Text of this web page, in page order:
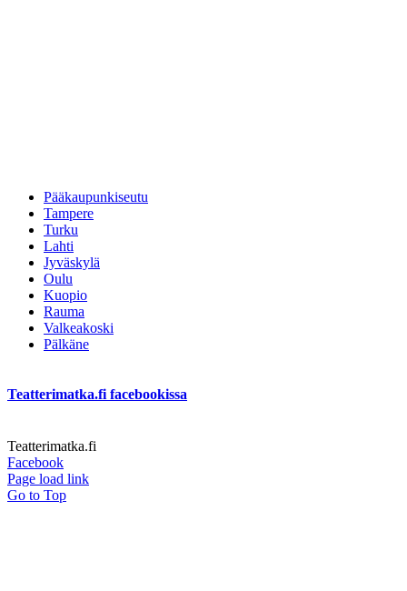
Pääkaupunkiseutu
Tampere
Turku
Lahti
Jyväskylä
Oulu
Kuopio
Rauma
Valkeakoski
Pälkäne
Teatterimatka.fi facebookissa
Teatterimatka.fi
Facebook
Page load link
Go to Top